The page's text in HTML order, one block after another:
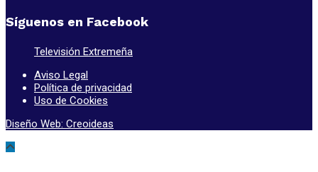
Síguenos en Facebook
Televisión Extremeña
Aviso Legal
Política de privacidad
Uso de Cookies
Diseño Web: Creoideas